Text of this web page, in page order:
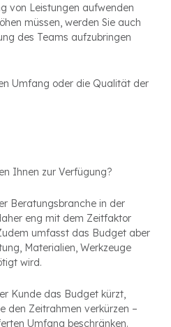
von Leistungen aufwenden
müssen, werden Sie auch
des Teams aufzubringen
Umfang oder die Qualität der
Ihnen zur Verfügung?
Beratungsbranche in der
eng mit dem Zeitfaktor
umfasst das Budget aber
Materialien, Werkzeuge
wird.
Kunde das Budget kürzt,
den Zeitrahmen verkürzen –
Umfang beschränken.